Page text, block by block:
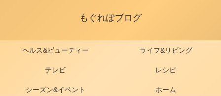
もぐれぽブログ
ヘルス&ビューティー ライフ&リビング
テレビ レシピ
シーズン&イベント ホーム